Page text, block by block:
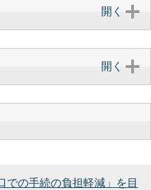
地球環境塾」を開催します
資料 食品衛生月間 街頭
開く
開く
での手続の負担軽減」を目